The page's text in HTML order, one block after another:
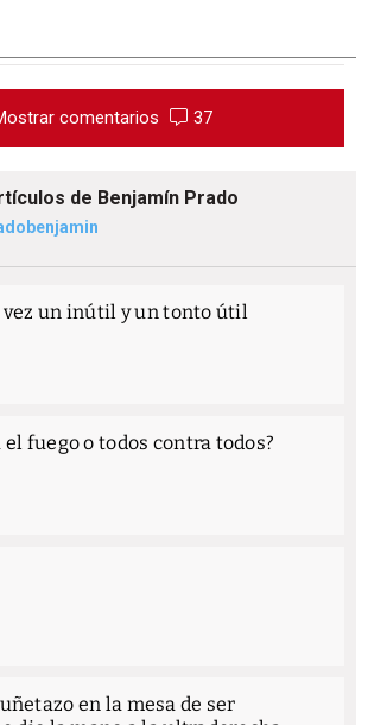
comentarios 37
de Benjamín Prado
vez un inútil y un tonto útil
el fuego o todos contra todos?
en la mesa de ser